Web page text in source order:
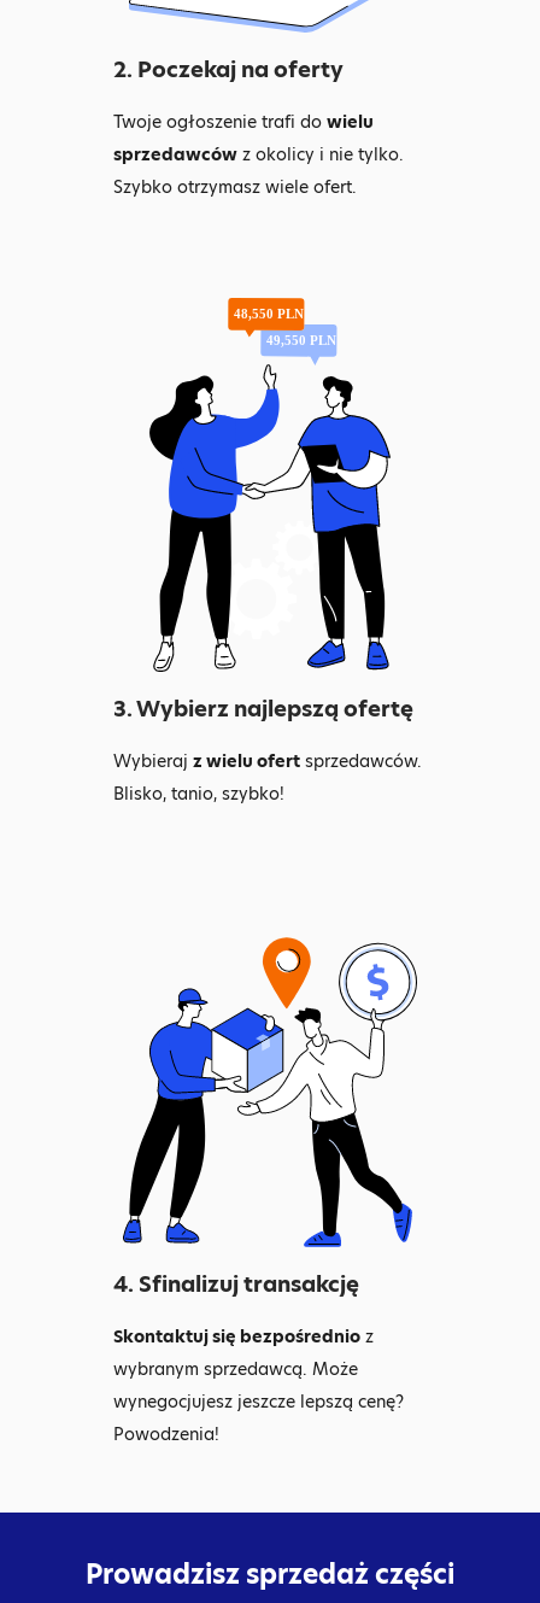
2. Poczekaj na oferty
Twoje ogłoszenie trafi do wielu
sprzedawców z okolicy i nie tylko.
Szybko otrzymasz wiele ofert.
3. Wybierz najlepszą ofertę
Wybieraj z wielu ofert sprzedawców.
Blisko, tanio, szybko!
4. Sfinalizuj transakcję
Skontaktuj się bezpośrednio z
wybranym sprzedawcą. Może
wynegocjujesz jeszcze lepszą cenę?
Powodzenia!
Prowadzisz sprzedaż części